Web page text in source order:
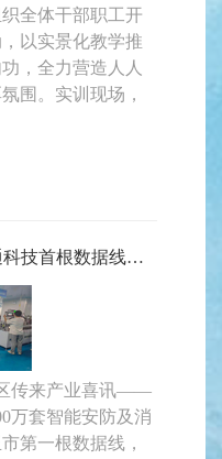
全体干部职工开
以实景化教学推
，全力营造人人
围。实训现场，
昆玉智造新突破！新疆慧通科技首根数据线下线，年产100万套电子项目即将投产
传来产业喜讯——
万套智能安防及消
第一根数据线，